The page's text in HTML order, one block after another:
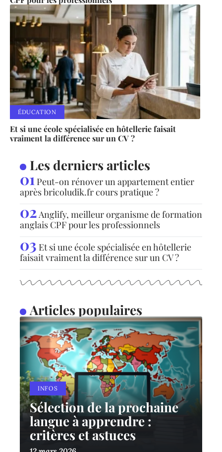
ÉDUCATION
Et si une école spécialisée en hôtellerie faisait
vraiment la différence sur un CV ?
Les derniers articles
Peut-on rénover un appartement entier
après bricoludik.fr cours pratique ?
Anglify, meilleur organisme de formation
anglais CPF pour les professionnels
Et si une école spécialisée en hôtellerie
faisait vraiment la différence sur un CV ?
Articles populaires
INFOS
Sélection de la prochaine
langue à apprendre :
critères et astuces